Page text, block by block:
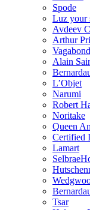
Spode
Luz your
Avdeev
Arthur
Alain
L’Objet
Narumi
Robert
Noritakе
Queen
Certified
Lamart
Tsar